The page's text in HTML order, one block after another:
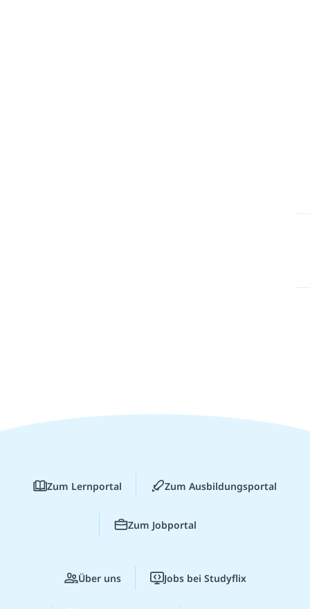
Zum Lernportal Zum Ausbildungsportal
Zum Jobportal
Über uns Jobs bei Studyflix